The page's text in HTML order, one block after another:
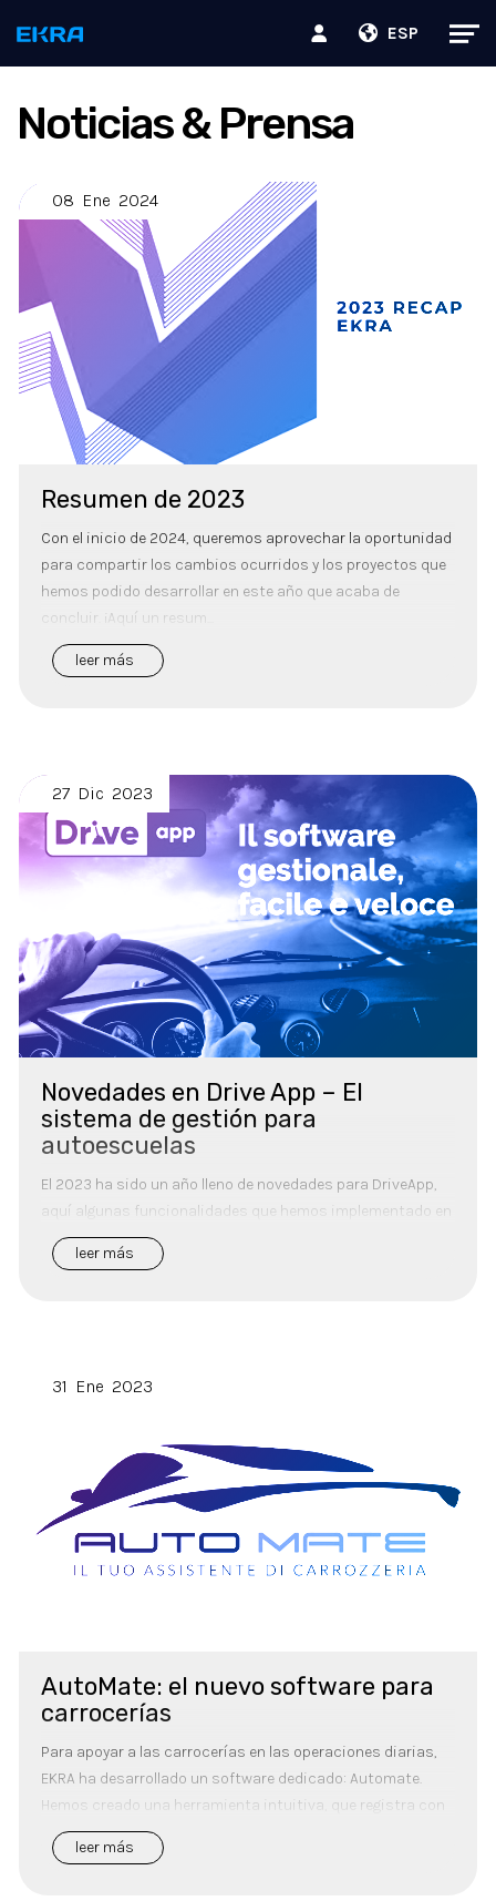
ESP
Noticias & Prensa
08 Ene 2024
Resumen de 2023
Con el inicio de 2024, queremos aprovechar la oportunidad
para compartir los cambios ocurridos y los proyectos que
hemos podido desarrollar en este año que acaba de
concluir. ¡Aquí un resum...
leer más
27 Dic 2023
Novedades en Drive App – El
sistema de gestión para
autoescuelas
El 2023 ha sido un año lleno de novedades para DriveApp,
aquí algunas funcionalidades que hemos implementado en
nuestro sistema para ofrecer una gestión aún mejor para
las autoescuelas. Drive A...
leer más
31 Ene 2023
AutoMate: el nuevo software para
carrocerías
Para apoyar a las carrocerías en las operaciones diarias,
EKRA ha desarrollado un software dedicado: Automate.
Hemos creado una herramienta intuitiva, que registra con
extrema precisión los tiemp...
leer más